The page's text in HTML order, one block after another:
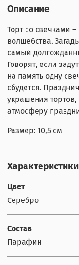
Описание
Торт со свечками
волшебства.
самый
Говорят, если
на память одну
сбудется.
украшения
атмосферу
Размер: 10,5 см
Характеристики
Цвет
Серебро
Состав
Парафин